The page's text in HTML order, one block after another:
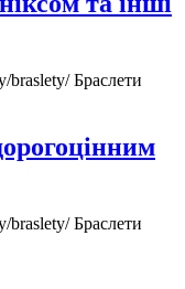
braslety/Браслети
braslety/Браслети